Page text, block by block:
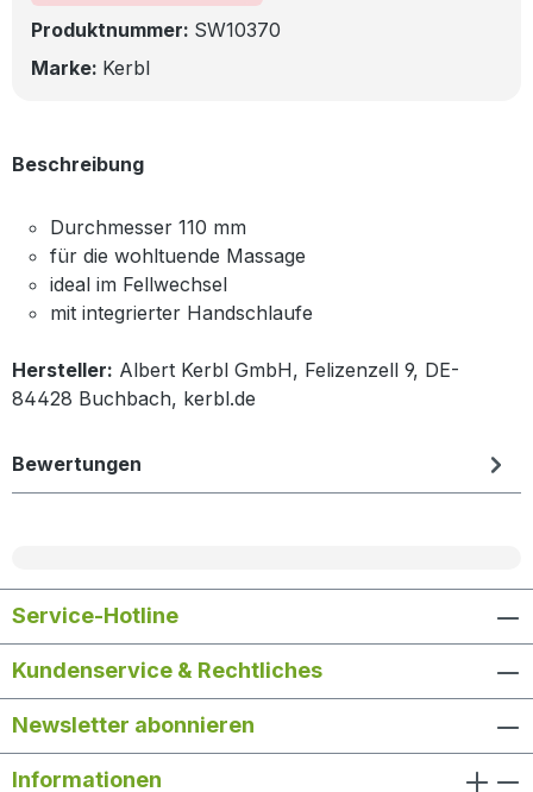
Produktnummer: SW10370
Marke: Kerbl
Beschreibung
Durchmesser 110 mm
für die wohltuende Massage
ideal im Fellwechsel
mit integrierter Handschlaufe
Hersteller: Albert Kerbl GmbH, Felizenzell 9, DE-
84428 Buchbach, kerbl.de
Bewertungen
Service-Hotline
Kundenservice & Rechtliches
Newsletter abonnieren
Informationen